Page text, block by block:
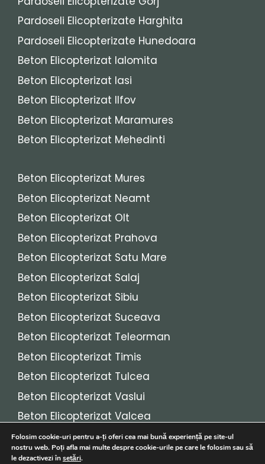
Pardoseli Elicopterizate Harghita
Pardoseli Elicopterizate Hunedoara
Beton Elicopterizat Ialomita
Beton Elicopterizat Iasi
Beton Elicopterizat Ilfov
Beton Elicopterizat Maramures
Beton Elicopterizat Mehedinti
Beton Elicopterizat Mures
Beton Elicopterizat Neamt
Beton Elicopterizat Olt
Beton Elicopterizat Prahova
Beton Elicopterizat Satu Mare
Beton Elicopterizat Salaj
Beton Elicopterizat Sibiu
Beton Elicopterizat Suceava
Beton Elicopterizat Teleorman
Beton Elicopterizat Timis
Beton Elicopterizat Tulcea
Beton Elicopterizat Vaslui
Beton Elicopterizat Valcea
Beton Elicopterizat Vrancea
Folosim cookie-uri pentru a-ți oferi cea mai bună experiență pe site-ul
nostru web. Poți afla mai multe despre cookie-urile pe care le folosim sau să
le dezactivezi însetări.